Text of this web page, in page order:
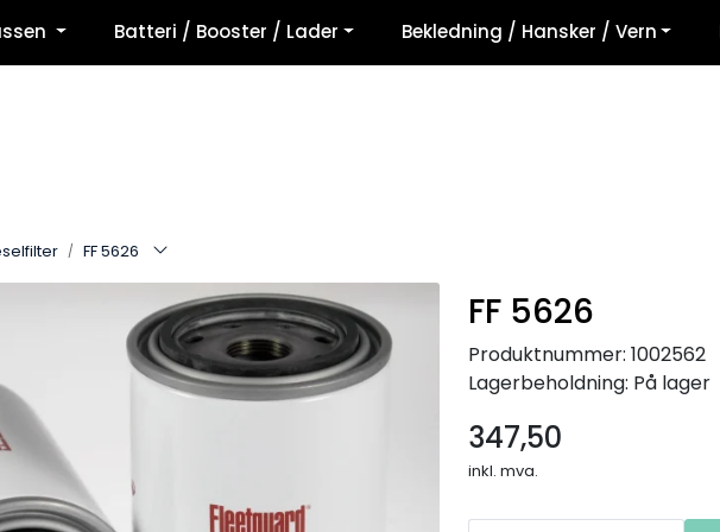
Batteri / Booster / Lader Bekledning / Hansker / Vern
FF 5626
FF 5626
Produktnummer: 1002562
Lagerbeholdning: På lager
347,50
inkl. mva.